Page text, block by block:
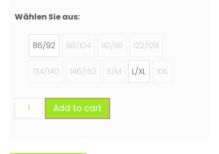
Wählen Sie aus:
86/92 98/104 110/116 122/128
134/140 146/152 S/M L/XL XXL
Add to cart